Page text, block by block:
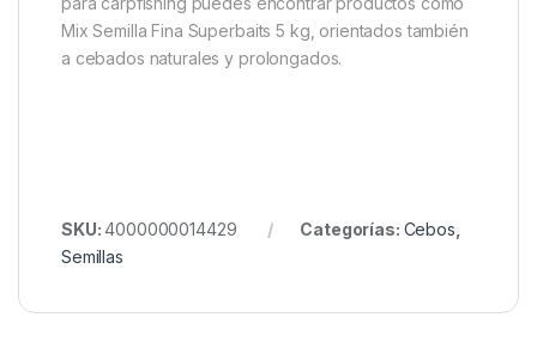
Mix Semilla Fina Superbaits 5 kg , orientados también
a cebados naturales y prolongados.
SKU:4000000014429 Categorías: Cebos
Semillas